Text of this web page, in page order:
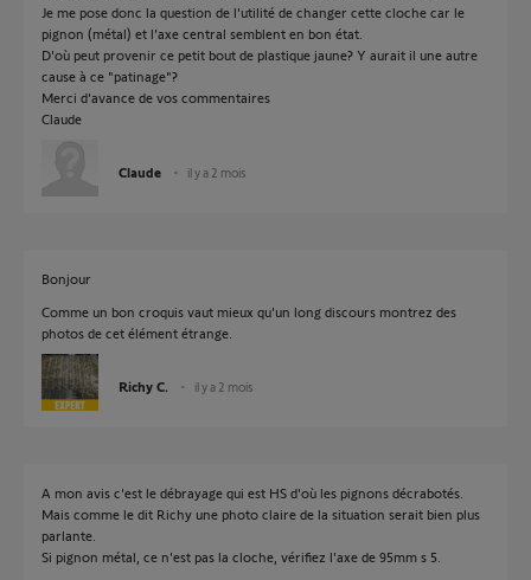
Je me pose donc la question de l'utilité de changer cette cloche car le
pignon (métal) et l'axe central semblent en bon état.
D'où peut provenir ce petit bout de plastique jaune? Y aurait il une autre
cause à ce "patinage"?
Merci d'avance de vos commentaires
Claude
Claude il y a 2 mois
Bonjour
Comme un bon croquis vaut mieux qu'un long discours montrez des
photos de cet élément étrange.
Richy C. il y a 2 mois
A mon avis c'est le débrayage qui est HS d'où les pignons décrabotés.
Mais comme le dit Richy une photo claire de la situation serait bien plus
parlante.
Si pignon métal, ce n'est pas la cloche, vérifiez l'axe de 95mm s 5.